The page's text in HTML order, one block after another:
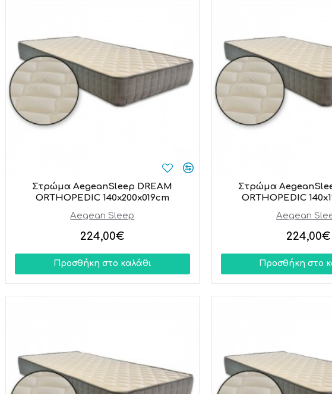
Aegean Sleep
Στρώμα AegeanSleep DREAM
ORTHOPEDIC 140x200x019cm
224,00€
Προσθήκη στο καλάθι
Aegean
Στρώμα
ORTHOPEDIC
224,00€
Προσθήκη στο